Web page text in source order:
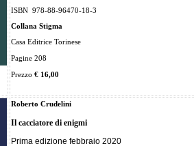
ISBN 978-88-96470-18-3
Collana Stigma
Casa Editrice Torinese
Pagine 208
Prezzo € 16,00
Roberto Crudelini
Il cacciatore di enigmi
Prima edizione febbraio 2020